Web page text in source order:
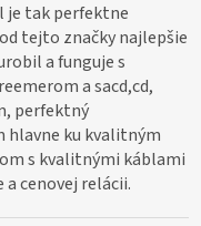
je tak perfektne
tejto značky najlepšie
a funguje s
a sacd,cd,
perfektný
hlavne ku kvalitným
s kvalitnými káblami
cenovej relácii.